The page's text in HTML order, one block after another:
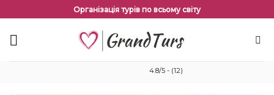
змісту
Організація турів по всьому світу
4.8/5 - (12)